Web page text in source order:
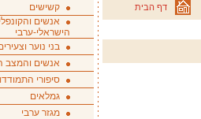
דף הבית
קשישים
אנשים
הישראלי-ערבי
בני נוער
אנשים והמצב
סיפורי
גמלאים
מגזר ערבי